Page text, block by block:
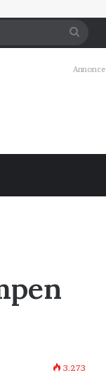
Søg
Annonce
3.273